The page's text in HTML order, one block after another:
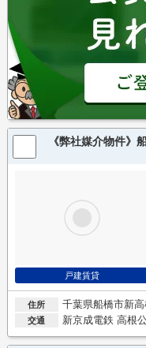
《弊社媒介物件》
戸建賃貸
住所 千葉県船橋市新高
交通 新京成電鉄 高根